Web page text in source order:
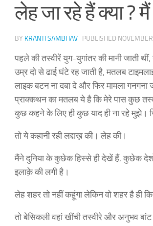
लेह जा रहे हैं क्या ? मैं
BY KRANTI SAMBHAV · PUBLISHED
पहले की तस्वीरें युग-युगांतर की मानी जाती
उम्र दो से ढाई घंटे रह जाती है, मतलब
लाइक बटन ना दबा दे और फिर मामला
प्राक्कथन का मतलब ये है कि मेरे पास कुछ
कुछ कहने के लिए ही कुछ याद ही ना रहे मुझे।
तो ये कहानी रही लद्दाख़ की। लेह की।
मैंने दुनिया के कुछेक हिस्से ही देखें हैं, कुछेक
इलाक़े की लगी है।
लेह शहर तो नहीं कहूंगा लेकिन वो शहर है ही
तो बेसिकली वहां खींची तस्वीरे और अनुभव